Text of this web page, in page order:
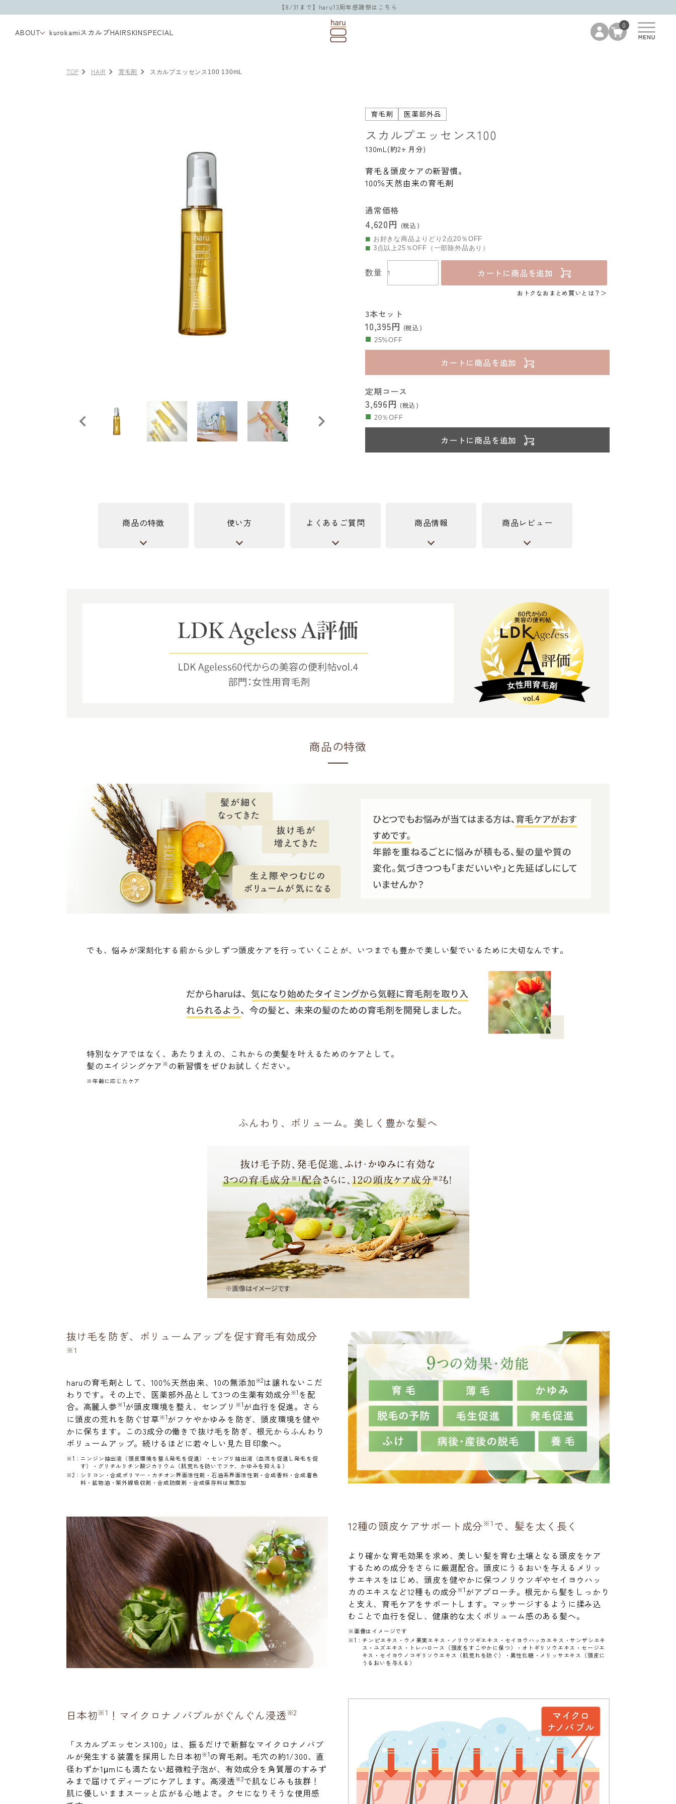
【8/31まで】haru13周年感謝祭はこちら
ABOUT kurokamiスカルプHAIRSKINSPECIAL
0
TOP HAIR 育毛剤 スカルプエッセンス100 130mL
育毛剤 医薬部外品
スカルプエッセンス100
130mL(約2ヶ月分)
育毛＆頭皮ケアの新習慣。
100％天然由来の育毛剤
通常価格
4,620円 (税込)
お好きな商品よりどり2点20％OFF
3点以上25％OFF（一部除外品あり）
数量 カートに商品を追加
おトクなおまとめ買いとは？
3本セット
10,395円 (税込)
25%OFF
カートに商品を追加
定期コース
3,696円 (税込)
20％OFF
カートに商品を追加
商品の特徴 使い方 よくあるご質問 商品情報 商品レビュー
商品の特徴
でも、悩みが深刻化する前から少しずつ頭皮ケアを行っていくことが、いつまでも豊かで美しい髪でいるために大切なんです。
特別なケアではなく、あたりまえの、これからの美髪を叶えるためのケアとして。
髪のエイジングケア ※ の新習慣をぜひお試しください。
※年齢に応じたケア
ふんわり、ボリューム。美しく豊かな髪へ
抜け毛を防ぎ、ボリュームアップを促す育毛有効成分
※1
haruの育毛剤として、100％天然由来、10の無添加※2は譲れないこだ
わりです。その上で、医薬部外品として3つの生薬有効成分※1 を配
合。高麗人参※1が頭皮環境を整え、センブリ ※1が血行を促進。さら
に頭皮の荒れを防ぐ甘草※1がフケやかゆみを防ぎ、頭皮環境を健や
かに保ちます。この3成分の働きで抜け毛を防ぎ、根元からふんわり
ボリュームアップ。続けるほどに若々しい見た目印象へ。
※1：ニンジン抽出液（頭皮環境を整え発毛を促進）・センブリ抽出液（血流を促進し発毛を促
す）・グリチルリチン酸ジカリウム（肌荒れを防いでフケ、かゆみを抑える）
※2：シリコン・合成ポリマー・カチオン界面活性剤・石油系界面活性剤・合成香料・合成着色
料・鉱物油・紫外線吸収剤・合成防腐剤・合成保存料は無添加
12種の頭皮ケアサポート成分※1 で、髪を太く長く
より確かな育毛効果を求め、美しい髪を育む土壌となる頭皮をケア
するための成分をさらに厳選配合。頭皮にうるおいを与えるメリッ
サエキスをはじめ、頭皮を健やかに保つノリウツギやセイヨウハッ
カのエキスなど12種もの成分※1がアプローチ。根元から髪をしっかり
と支え、育毛ケアをサポートします。マッサージするように揉み込
むことで血行を促し、健康的な太くボリューム感のある髪へ。
※画像はイメージです
※1：チンピエキス・ウメ果実エキス・ノリウツギエキス・セイヨウハッカエキス・サンザシエキ
ス・ユズエキス・トレハロース（頭皮をすこやかに保つ）・オトギリソウエキス・セージエ
キス・セイヨウノコギリソウエキス（肌荒れを防ぐ）・異性化糖・メリッサエキス（頭皮に
うるおいを与える）
日本初※1 ！マイクロナノバブルがぐんぐん浸透 ※2
「スカルプエッセンス100」は、振るだけで新鮮なマイクロナノバブ
ルが発生する装置を採用した日本初※1の育毛剤。毛穴の約1/300、直
径わずか1μmにも満たない超微粒子泡が、有効成分を角質層のすみず
みまで届けてディープにケアします。高浸透※2で肌なじみも抜群！
肌に優しいままスーッと広がる心地よさ。クセになりそうな使用感